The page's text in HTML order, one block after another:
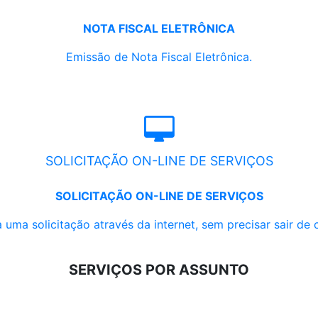
NOTA FISCAL ELETRÔNICA
Emissão de Nota Fiscal Eletrônica.
SOLICITAÇÃO ON-LINE DE SERVIÇOS
SOLICITAÇÃO ON-LINE DE SERVIÇOS
uma solicitação através da internet, sem precisar sair de
SERVIÇOS POR ASSUNTO